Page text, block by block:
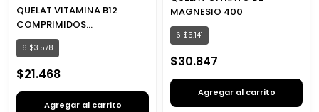
QUELAT VITAMINA B12
COMPRIMIDOS
MASTICABLES FRUTILLA
6 $3.578
$21.468
Agregar al carrito
MAGNESIO 400
6 $5.141
$30.847
Agregar al carrito